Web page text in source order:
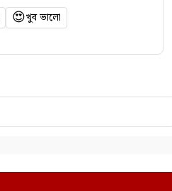
😍খুব ভালো